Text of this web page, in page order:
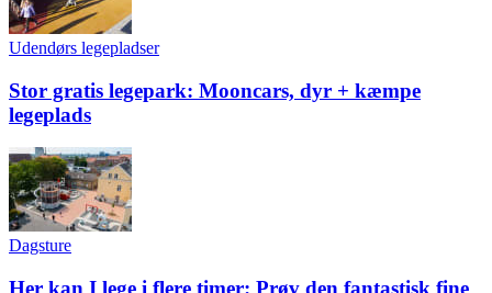
Udendørs legepladser
Stor gratis legepark: Mooncars, dyr + kæmpe
legeplads
Dagsture
Her kan I lege i flere timer: Prøv den fantastisk fine